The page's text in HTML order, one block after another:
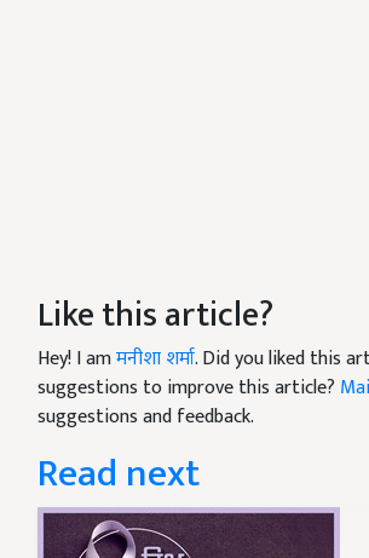
Like this article?
Hey! I amमनीशा शर्मा. Did you liked this
suggestions to improve this article?
suggestions and feedback.
Read next